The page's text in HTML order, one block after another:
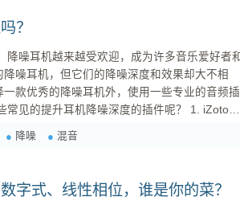
？
噪耳机，但它们的降噪深度和效果却大不相
款优秀的降噪耳机外，使用一些专业的音频插
中的噪音、嗡嗡声、风噪等干扰，提升音频的清晰度和音质。 ...
降噪 混音
字式、线性相位，谁是你的菜？